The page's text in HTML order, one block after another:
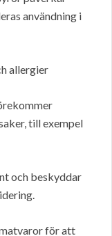
användning i
allergier
till exempel
och beskyddar
för att